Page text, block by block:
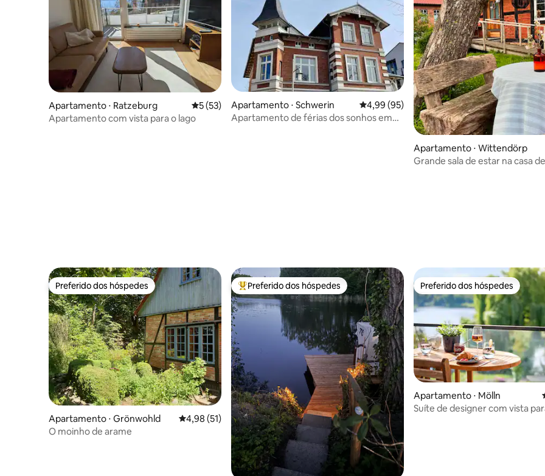
Apartamento ⋅ Ratzeburg 5 de uma avaliação média de 5, 53 avaliações
5 (53)
Apartamento com vista para o lago
Apartamento ⋅ Schwerin 4,99 de uma avaliação média de 5, 95
4,99 (95)
Apartamento de férias dos sonhos em
Apartamento ⋅ Wittendörp
Grande sala de estar na casa
Preferido dos hóspedes
Preferido dos hóspedes
Apartamento ⋅ Grönwohld 4,98 de uma avaliação média de 5, 51 avaliações
4,98 (51)
O moinho de arame
Entre os melhores preferidos dos hóspedes
Preferido dos hóspedes Preferido dos hóspedes
Preferido dos hóspedes
Apartamento ⋅ Mölln
Suíte de designer com vista